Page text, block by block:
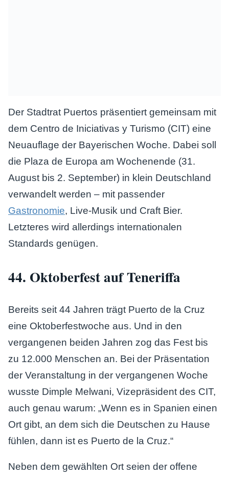
Der Stadtrat Puertos präsentiert gemeinsam mit
dem Centro de Iniciativas y Turismo (CIT) eine
Neuauflage der Bayerischen Woche. Dabei soll
die Plaza de Europa am Wochenende (31.
August bis 2. September) in klein Deutschland
verwandelt werden – mit passender
Gastronomie, Live-Musik und Craft Bier.
Letzteres wird allerdings internationalen
Standards genügen.
44. Oktoberfest auf Teneriffa
Bereits seit 44 Jahren trägt Puerto de la Cruz
eine Oktoberfestwoche aus. Und in den
vergangenen beiden Jahren zog das Fest bis
zu 12.000 Menschen an. Bei der Präsentation
der Veranstaltung in der vergangenen Woche
wusste Dimple Melwani, Vizepräsident des CIT,
auch genau warum: „Wenn es in Spanien einen
Ort gibt, an dem sich die Deutschen zu Hause
fühlen, dann ist es Puerto de la Cruz.“
Neben dem gewählten Ort seien der offene